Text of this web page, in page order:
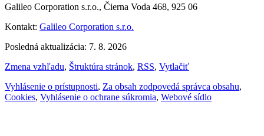
Galileo Corporation s.r.o., Čierna Voda 468, 925 06
Kontakt: Galileo Corporation s.r.o.
Posledná aktualizácia: 7. 8. 2026
Zmena vzhľadu, Štruktúra stránok, RSS, Vytlačiť
Vyhlásenie o prístupnosti, Za obsah zodpovedá správca obsahu,
Cookies, Vyhlásenie o ochrane súkromia, Webové sídlo